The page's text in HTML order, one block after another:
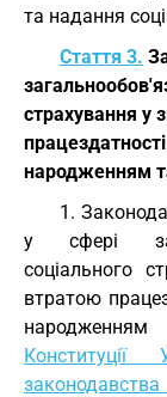
та надання
Стаття 3.
страхування у
народженням
1.
у сфері
соціального
втратою
Конституції